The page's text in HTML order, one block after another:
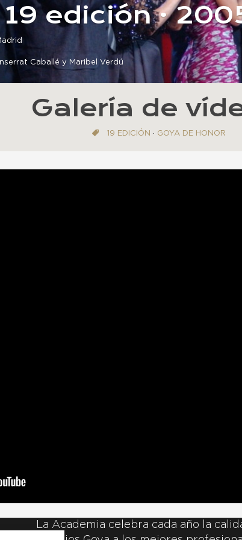
edición ·
Caballé y Maribel Verdú
Galería de
19 EDICIÓN · GOYA DE HONOR
La Academia celebra cada año la